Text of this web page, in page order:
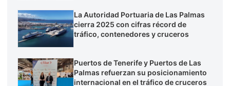
La Autoridad Portuaria de Las Palmas
cierra 2025 con cifras récord de
tráfico, contenedores y cruceros
Puertos de Tenerife y Puertos de Las
Palmas refuerzan su posicionamiento
internacional en el tráfico de cruceros